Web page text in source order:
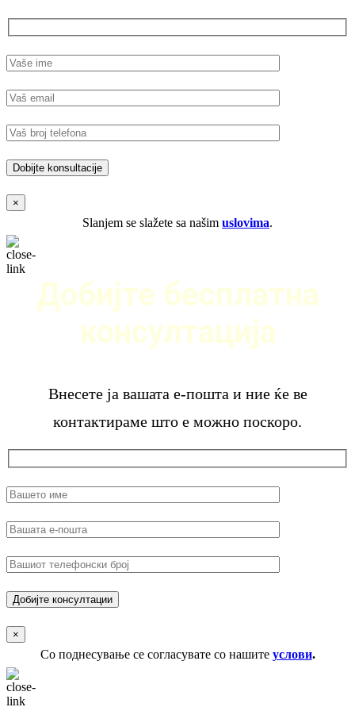
×
Slanjem se slažete sa našim uslovima.
Добијте бесплатна
консултација
Внесете ја вашата е-пошта и ние ќе ве
контактираме што е можно поскоро.
×
Со поднесување се согласувате со нашите услови.